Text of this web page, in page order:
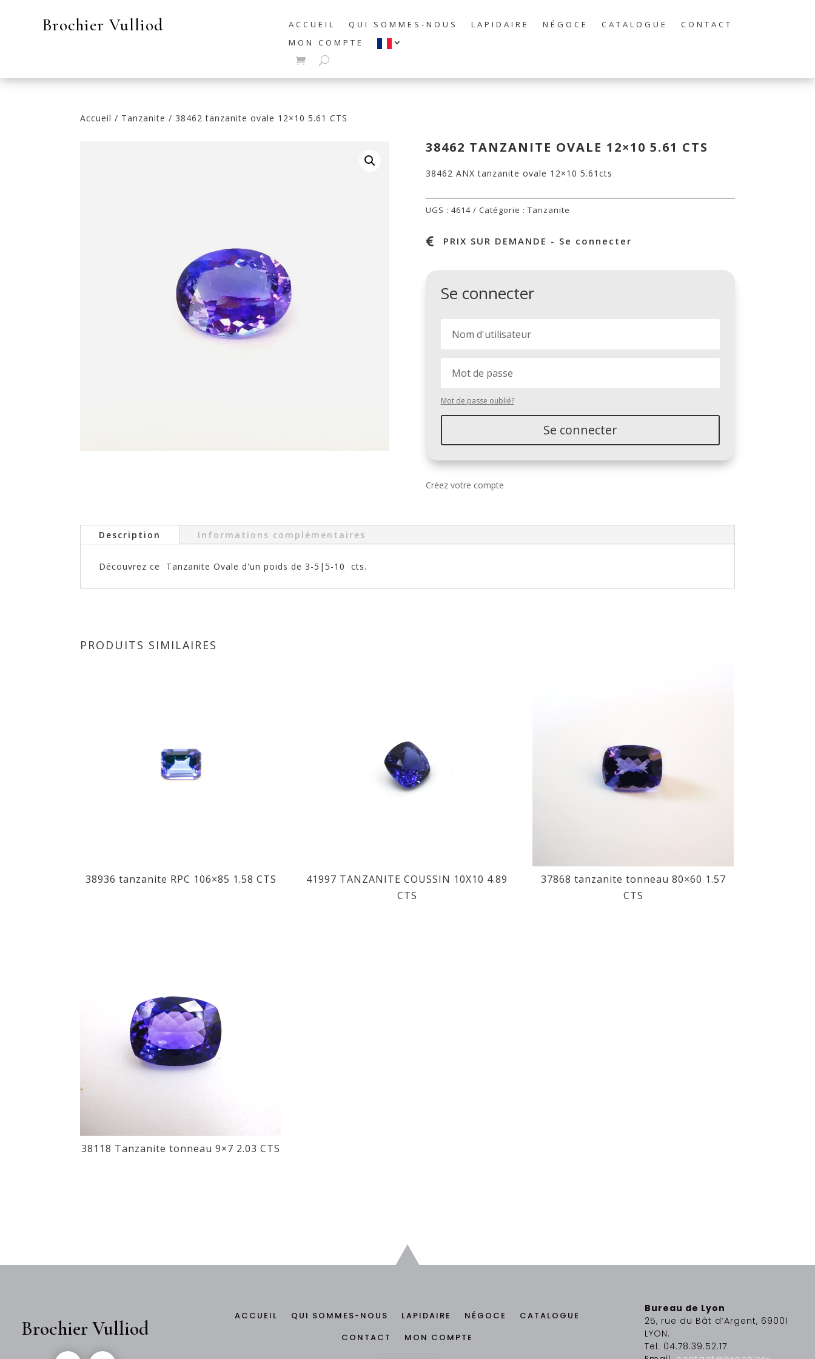
Brochier Vulliod ACCUEIL QUI SOMMES-NOUS LAPIDAIRE NÉGOCE CATALOGUE
CONTACT
MON COMPTE
Accueil / Tanzanite / 38462 tanzanite ovale 12×10 5.61 CTS
38462 TANZANITE OVALE 12×10 5.61 CTS
38462 ANX tanzanite ovale 12×10 5.61cts
UGS : 4614 Catégorie : Tanzanite
 PRIX SUR DEMANDE - Se connecter
Se connecter
Mot de passe oublié?
Se connecter
Créez votre compte
Description Informations complémentaires
Découvrez ce Tanzanite Ovale d'un poids de 3-5|5-10 cts.
PRODUITS SIMILAIRES
38936 tanzanite RPC 106×85 1.58 CTS
41997 TANZANITE COUSSIN 10X10 4.89
CTS
37868 tanzanite tonneau 80×60 1.57
CTS
38118 Tanzanite tonneau 9×7 2.03 CTS
Brochier Vulliod
ACCUEIL QUI SOMMES-NOUS LAPIDAIRE NÉGOCE
CATALOGUE
CONTACT
MON COMPTE
Bureau de Lyon
25, rue du Bât d’Argent, 69001
LYON.
Tel. 04.78.39.52.17